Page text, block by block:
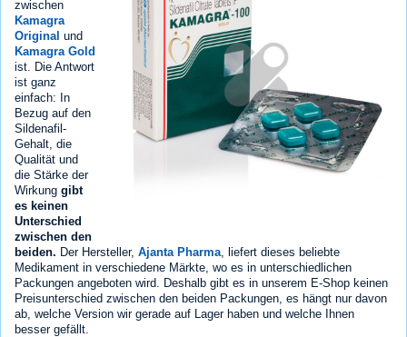
zwischen
Kamagra
Original und
Kamagra Gold
ist. Die Antwort
ist ganz
einfach: In
Bezug auf den
Sildenafil-
Gehalt, die
Qualität und
die Stärke der
Wirkung gibt
es keinen
Unterschied
zwischen den
beiden. Der Hersteller, Ajanta Pharma , liefert dieses beliebte
Medikament in verschiedene Märkte, wo es in unterschiedlichen
Packungen angeboten wird. Deshalb gibt es in unserem E-Shop keinen
Preisunterschied zwischen den beiden Packungen, es hängt nur davon
ab, welche Version wir gerade auf Lager haben und welche Ihnen
besser gefällt.